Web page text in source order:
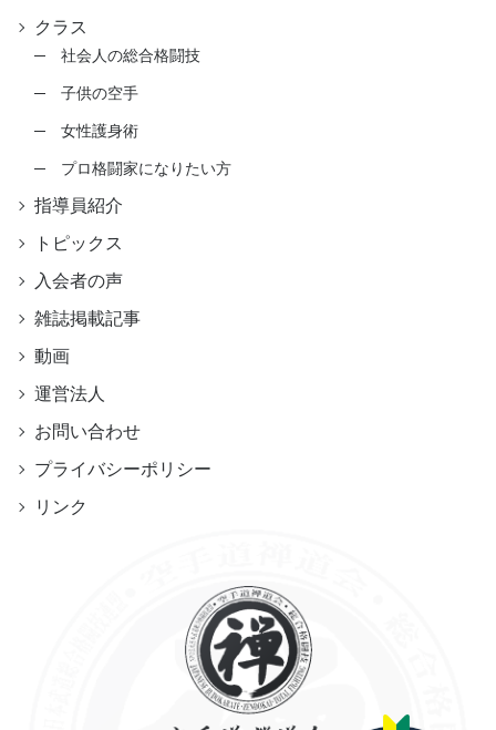
クラス
社会人の総合格闘技
子供の空手
女性護身術
プロ格闘家になりたい方
指導員紹介
トピックス
入会者の声
雑誌掲載記事
動画
運営法人
お問い合わせ
プライバシーポリシー
リンク